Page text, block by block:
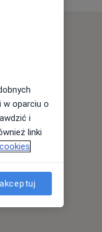
w oparciu o
i
linki